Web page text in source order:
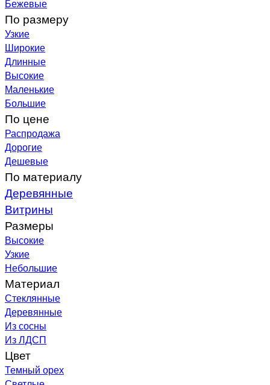
Бежевые
По размеру
Узкие
Широкие
Длинные
Высокие
Маленькие
Большие
По цене
Распродажа
Дорогие
Дешевые
По материалу
Деревянные
Витрины
Размеры
Высокие
Узкие
Небольшие
Материал
Стеклянные
Деревянные
Из сосны
Из ЛДСП
Цвет
Темный орех